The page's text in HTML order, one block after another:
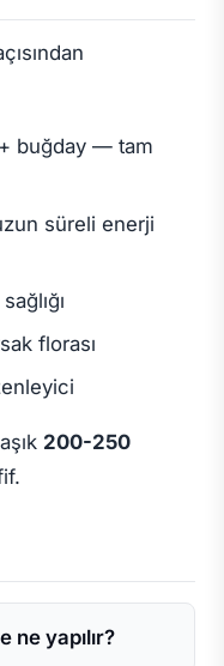
buğday — tam
süreli enerji
florası
200-250
ne yapılır?